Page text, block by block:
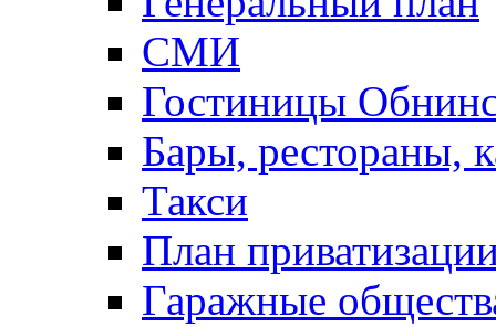
СМИ
Гостиницы
Бары, рестораны,
Такси
План
Гаражные